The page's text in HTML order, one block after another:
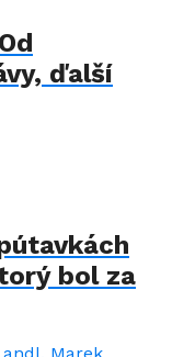
ďalší
bol za